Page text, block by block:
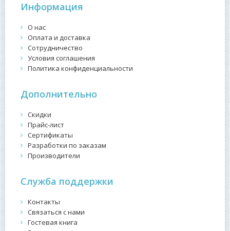
Информация
О нас
Оплата и доставка
Сотрудничество
Условия соглашения
Политика конфиденциальности
Дополнительно
Скидки
Прайс-лист
Сертификаты
Разработки по заказам
Производители
Служба поддержки
Контакты
Связаться с нами
Гостевая книга